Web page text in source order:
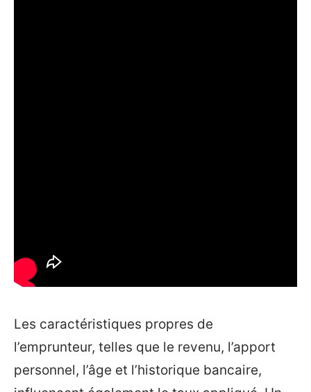
Les caractéristiques propres de
l’emprunteur, telles que le revenu, l’apport
personnel, l’âge et l’historique bancaire,